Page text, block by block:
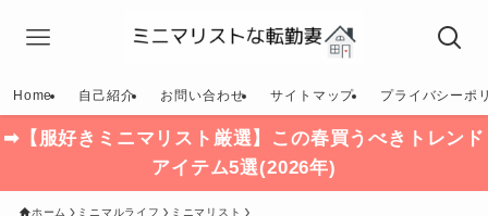
Home 自己紹介 お問い合わせ サイトマップ プライバシーポ
➡【服好きミニマリスト厳選】この春買うべきトレンド
アイテム5選(2026年)
ホーム ミニマルライフ ミニマリスト